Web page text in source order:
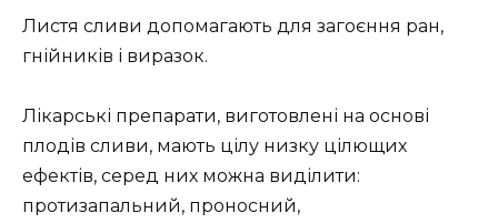
Листя сливи допомагають для загоєння ран,
гнійників і виразок.
Лікарські препарати, виготовлені на основі
плодів сливи, мають цілу низку цілющих
ефектів, серед них можна виділити:
протизапальний, проносний,